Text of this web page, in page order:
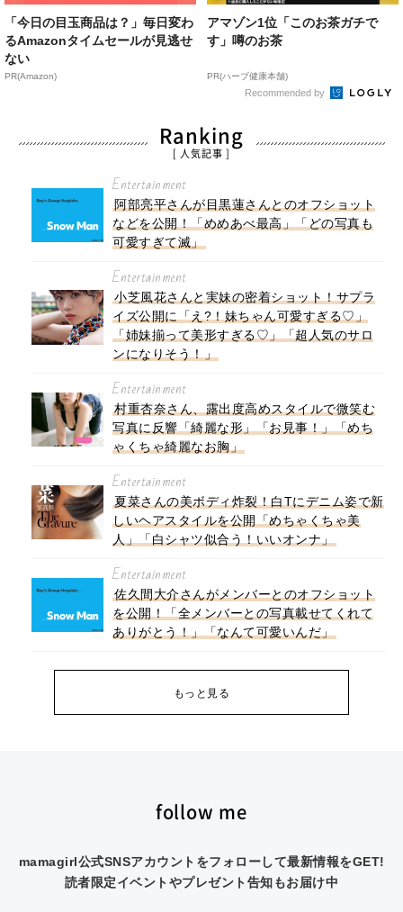
「今日の目玉商品は？」毎日変わ
るAmazonタイムセールが見逃せ
ない
PR(Amazon)
アマゾン1位「このお茶ガチで
す」噂のお茶
PR(ハーブ健康本舗)
Recommended by
Ranking
[ 人気記事 ]
Entertainment
阿部亮平さんが目黒蓮さんとのオフショット
などを公開！「めめあべ最高」「どの写真も
可愛すぎて滅」
Entertainment
小芝風花さんと実妹の密着ショット！サプラ
イズ公開に「え?！妹ちゃん可愛すぎる♡」
「姉妹揃って美形すぎる♡」「超人気のサロ
ンになりそう！」
Entertainment
村重杏奈さん、露出度高めスタイルで微笑む
写真に反響「綺麗な形」「お見事！」「めち
ゃくちゃ綺麗なお胸」
Entertainment
夏菜さんの美ボディ炸裂！白Tにデニム姿で新
しいヘアスタイルを公開「めちゃくちゃ美
人」「白シャツ似合う！いいオンナ」
Entertainment
佐久間大介さんがメンバーとのオフショット
を公開！「全メンバーとの写真載せてくれて
ありがとう！」「なんて可愛いんだ」
もっと見る
follow me
mamagirl公式SNSアカウントをフォローして最新情報をGET!
読者限定イベントやプレゼント告知もお届け中